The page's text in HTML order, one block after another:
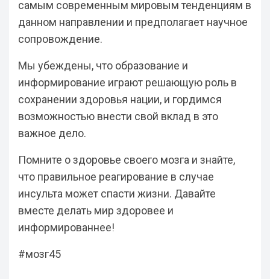
самым современным мировым тенденциям в
данном направлении и предполагает научное
сопровождение.
Мы убеждены, что образование и
информирование играют решающую роль в
сохранении здоровья нации, и гордимся
возможностью внести свой вклад в это
важное дело.
Помните о здоровье своего мозга и знайте,
что правильное реагирование в случае
инсульта может спасти жизни. Давайте
вместе делать мир здоровее и
информированнее!
#мозг45